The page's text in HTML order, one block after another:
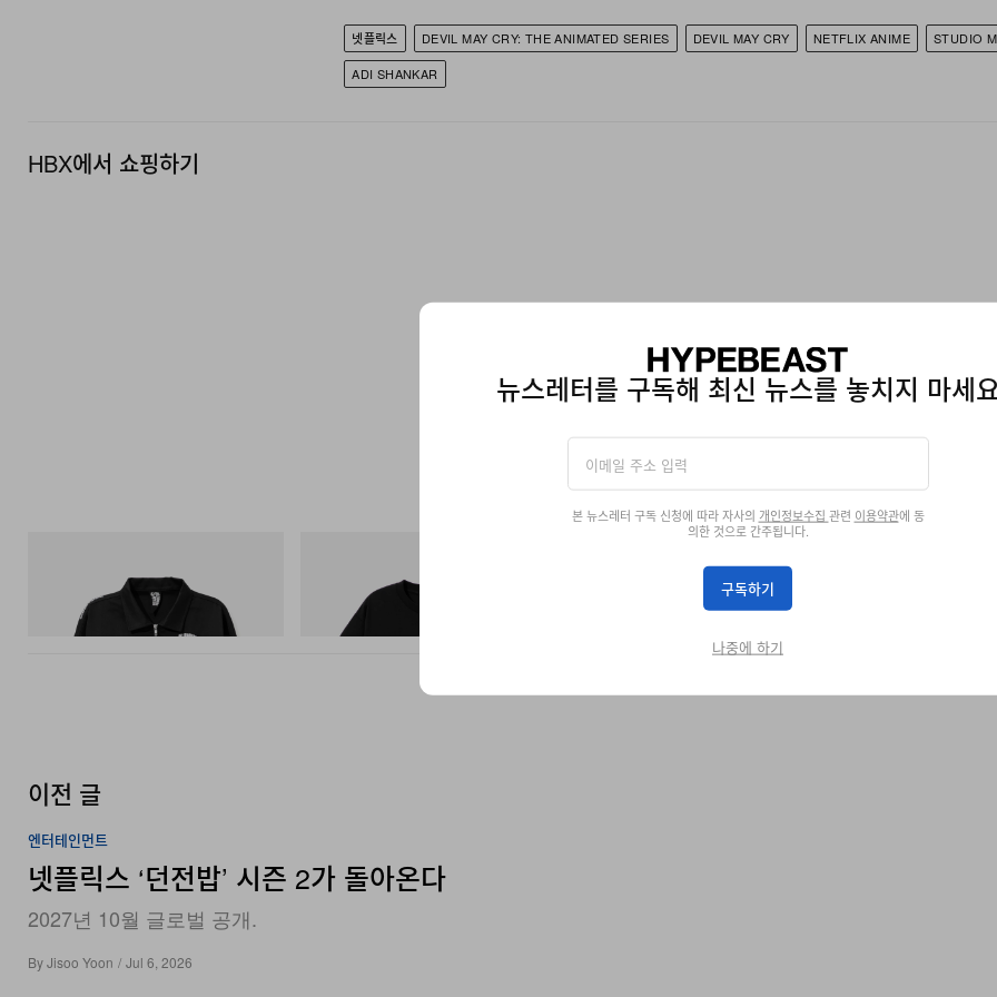
넷플릭스 DEVIL MAY CRY: THE ANIMATED SERIES DEVIL MAY CRY NETFLIX ANIME
STUDIO
ADI SHANKAR
HBX에서 쇼핑하기
Billionaire Boys Club X Initial D Cotton
쇼핑하기
BILLIONAIRE BOYS CLUB X INITIAL D
COTTON T-SHIRT #1
쇼핑하기
엔터테인먼트
넷플릭스 ‘던전밥’ 시즌 2가 돌아온다
2027년 10월 글로벌 공개.
ByJisoo Yoon / Jul 6, 2026
뉴스레터를 구독해 최신 뉴스를 놓치지 마세
본 뉴스레터 구독 신청에 따라 자사의 개인정보수집 관련 이용약관에 동
의한 것으로 간주됩니다.
구독하기
나중에 하기